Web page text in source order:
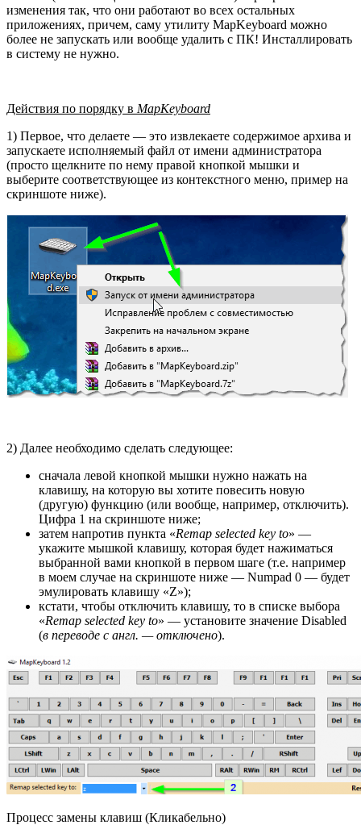
изменения так, что они работают во всех остальных
приложениях, причем, саму утилиту MapKeyboard можно
более не запускать или вообще удалить с ПК! Инсталлировать
в систему не нужно.
Действия по порядку в MapKeyboard
1) Первое, что делаете — это извлекаете содержимое архива и
запускаете исполняемый файл от имени администратора
(просто щелкните по нему правой кнопкой мышки и
выберите соответствующее из контекстного меню, пример на
скриншоте ниже).
2) Далее необходимо сделать следующее:
сначала левой кнопкой мышки нужно нажать на
клавишу, на которую вы хотите повесить новую
(другую) функцию (или вообще, например, отключить).
Цифра 1 на скриншоте ниже;
затем напротив пункта «Remap selected key to» —
укажите мышкой клавишу, которая будет нажиматься
выбранной вами кнопкой в первом шаге (т.е. например
в моем случае на скриншоте ниже — Numpad 0 — будет
эмулировать клавишу «Z»);
кстати, чтобы отключить клавишу, то в списке выбора
«Remap selected key to» — установите значение Disabled
(в переводе с англ. — отключено).
Процесс замены клавиш (Кликабельно)